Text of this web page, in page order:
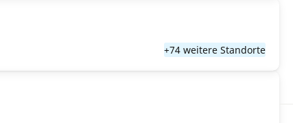
+74 weitere Standorte